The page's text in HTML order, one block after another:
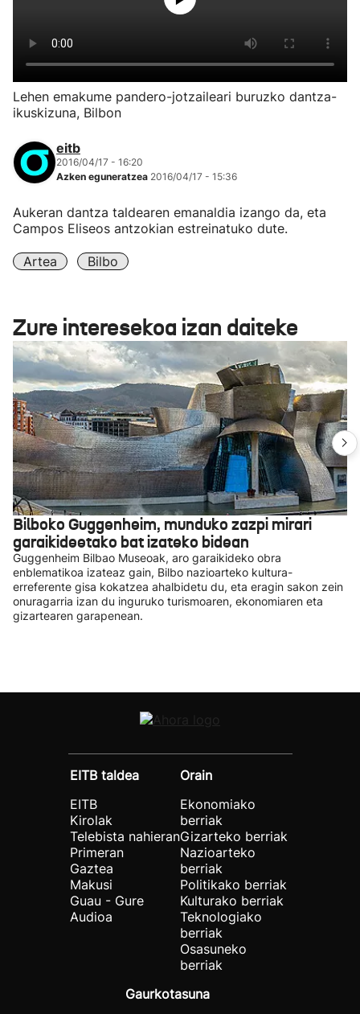
Lehen emakume pandero-jotzaileari buruzko dantza-
ikuskizuna, Bilbon
eitb
2016/04/17 - 16:20
Azken eguneratzea 2016/04/17 - 15:36
Aukeran dantza taldearen emanaldia izango da, eta
Campos Eliseos antzokian estreinatuko dute.
Artea Bilbo
Zure interesekoa izan daiteke
Bilboko Guggenheim, munduko zazpi mirari
garaikideetako bat izateko bidean
Guggenheim Bilbao Museoak, aro garaikideko obra
enblematikoa izateaz gain, Bilbo nazioarteko kultura-
erreferente gisa kokatzea ahalbidetu du, eta eragin sakon zein
onuragarria izan du inguruko turismoaren, ekonomiaren eta
gizartearen garapenean.
EITB taldea
EITB
Kirolak
Telebista nahieran
Primeran
Gaztea
Makusi
Guau - Gure
Audioa
Orain
Ekonomiako
berriak
Gizarteko berriak
Nazioarteko
berriak
Politikako berriak
Kulturako berriak
Teknologiako
berriak
Osasuneko
berriak
Gaurkotasuna